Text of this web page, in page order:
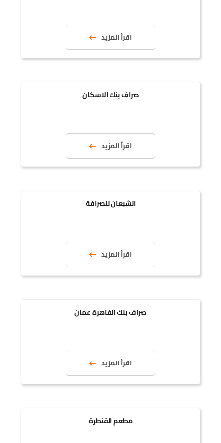
اقرأ المزيد
صراف بنك الاسكان
اقرأ المزيد
الشبعان للصرافة
اقرأ المزيد
صراف بنك القاهرة عمان
اقرأ المزيد
مطعم القنطرة